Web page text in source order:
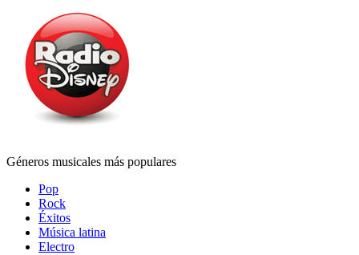
Géneros musicales más populares
Pop
Rock
Éxitos
Música latina
Electro